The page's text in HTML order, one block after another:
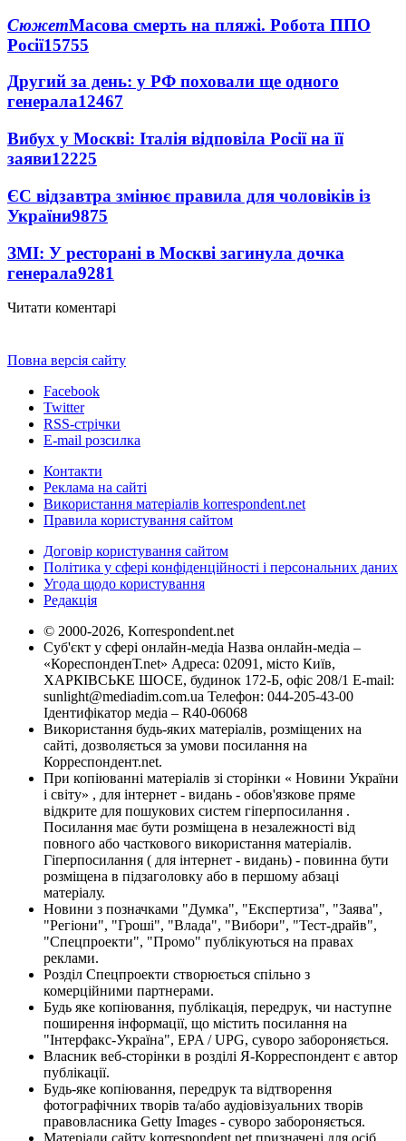
СюжетМасова смерть на пляжі. Робота ППО
Росії15755
Другий за день: у РФ поховали ще одного
генерала12467
Вибух у Москві: Італія відповіла Росії на її
заяви12225
ЄС відзавтра змінює правила для чоловіків із
України9875
ЗМІ: У ресторані в Москві загинула дочка
генерала9281
Читати коментарі
Повна версія сайту
Facebook
Twitter
RSS-стрічки
E-mail розсилка
Контакти
Реклама на сайті
Використання матеріалів korrespondent.net
Правила користування сайтом
Договір користування сайтом
Політика у сфері конфіденційності і персональних даних
Угода щодо користування
Редакція
© 2000-2026, Korrespondent.net
Суб'єкт у сфері онлайн-медіа Назва онлайн-медіа –
«КореспонденТ.net» Адреса: 02091, місто Київ,
ХАРКІВСЬКЕ ШОСЕ, будинок 172-Б, офіс 208/1 E-mail:
sunlight@mediadim.com.ua Телефон: 044-205-43-00
Ідентифікатор медіа – R40-06068
Використання будь-яких матеріалів, розміщених на
сайті, дозволяється за умови посилання на
Корреспондент.net.
При копіюванні матеріалів зі сторінки « Новини України
і світу» , для інтернет - видань - обов'язкове пряме
відкрите для пошукових систем гіперпосилання .
Посилання має бути розміщена в незалежності від
повного або часткового використання матеріалів.
Гіперпосилання ( для інтернет - видань) - повинна бути
розміщена в підзаголовку або в першому абзаці
матеріалу.
Новини з позначками "Думка", "Експертиза", "Заява",
"Регіони", "Гроші", "Влада", "Вибори", "Тест-драйв",
"Спецпроекти", "Промо" публікуються на правах
реклами.
Розділ Спецпроекти створюється спільно з
комерційними партнерами.
Будь яке копіювання, публікація, передрук, чи наступне
поширення інформації, що містить посилання на
"Інтерфакс-Україна", EPA / UPG, суворо забороняється.
Власник веб-сторінки в розділі Я-Корреспондент є автор
публікації.
Будь-яке копіювання, передрук та відтворення
фотографічних творів та/або аудіовізуальних творів
правовласника Getty Images - суворо забороняється.